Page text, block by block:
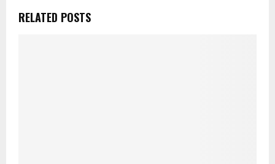
RELATED POSTS